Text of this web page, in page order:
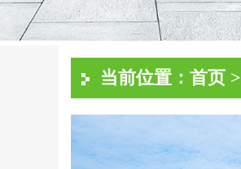
当前位置： 首页 >